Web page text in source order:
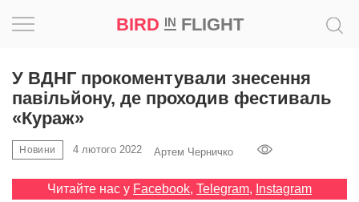
BIRD INFLIGHT
У ВДНГ прокоментували знесення
павільйону, де проходив фестиваль
«Кураж»
Новини 4 лютого 2022 Артем Черничко
Читайте нас у Facebook, Telegram, Instagram